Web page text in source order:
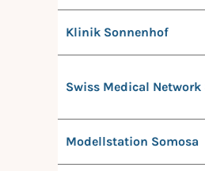
Klinik Sonnenhof
Swiss Medical Network
Modellstation Somosa